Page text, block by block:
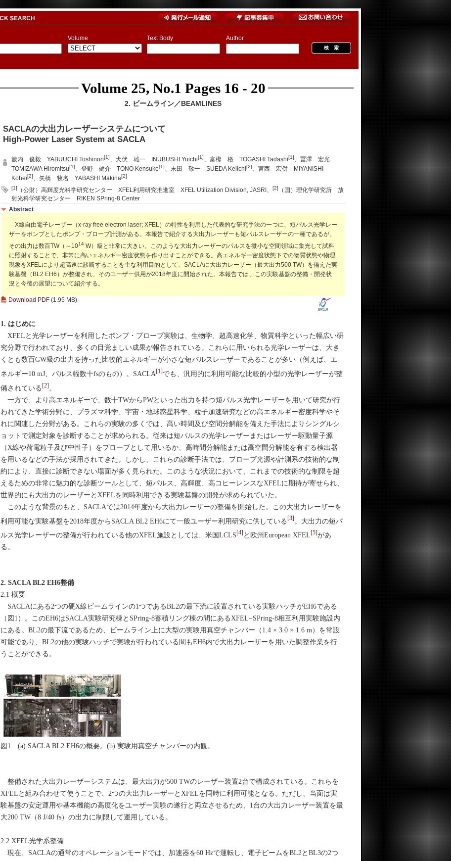
Volume Text Body Author
Volume 25, No.1 Pages 16 - 20
2. ビームライン／BEAMLINES
SACLAの大出力レーザーシステムについて
High-Power Laser System at SACLA
籔内 俊毅 YABUUCHI Toshinori[1]、犬伏 雄一 INUBUSHI Yuichi[1]、富樫 格 TOGASHI Tadashi[1]、冨澤 宏光
TOMIZAWA Hiromitsu[1]、登野 健介 TONO Kensuke[1]、末田 敬一 SUEDA Keiichi[2]、宮西 宏併 MIYANISHI
Kohei[2]、矢橋 牧名 YABASHI Makina[2]
[1] （公財）高輝度光科学研究センター XFEL利用研究推進室 XFEL Utilization Division, JASRI、 [2]
（国）理化学研究所 放
射光科学研究センター RIKEN SPring-8 Center
Abstract
X線自由電子レーザー（x-ray free electron laser; XFEL）の特性を利用した代表的な研究手法の一つに、短パルス光学レー
ザーをポンプとしたポンプ・プローブ計測がある。本報告で紹介する大出力レーザーも短パルスレーザーの一種であるが、
その出力は数百TW（～1014 W）級と非常に大きい。このような大出力レーザーのパルスを微小な空間領域に集光して試料
に照射することで、非常に高いエネルギー密度状態を作り出すことができる。高エネルギー密度状態下での物質状態や物理
現象をXFELにより超高速に診断することを主な利用目的として、SACLAに大出力レーザー（最大出力500 TW）を備えた実
験基盤（BL2 EH6）が整備され、そのユーザー供用が2018年度に開始された。本報告では、この実験基盤の整備・開発状
況と今後の展望について紹介する。
Download PDF (1.95 MB)
1. はじめに
XFELと光学レーザーを利用したポンプ・プローブ実験は、生物学、超高速化学、物質科学といった幅広い研
究分野で行われており、多くの目覚ましい成果が報告されている。これらに用いられる光学レーザーは、大き
くとも数百GW級の出力を持った比較的エネルギーが小さな短パルスレーザーであることが多い（例えば、エ
ネルギー10 mJ、パルス幅数十fsのもの）。SACLA[1]でも、汎用的に利用可能な比較的小型の光学レーザーが整
備されている[2]。
一方で、より高エネルギーで、数十TWからPWといった出力を持つ短パルス光学レーザーを用いて研究が行
われてきた学術分野に、プラズマ科学、宇宙・地球惑星科学、粒子加速研究などの高エネルギー密度科学やそ
れに関連した分野がある。これらの実験の多くでは、高い時間及び空間分解能を備えた手法によりシングルシ
ョットで測定対象を診断することが求められる。従来は短パルスの光学レーザーまたはレーザー駆動量子源
（X線や荷電粒子及び中性子）をプローブとして用いるか、高時間分解能または高空間分解能を有する検出器
を用いるなどの手法が採用されてきた。しかし、これらの診断手法では、プローブ光源や計測系の技術的な制
約により、直接に診断できない場面が多く見られた。このような状況において、これまでの技術的な制限を超
えるための非常に魅力的な診断ツールとして、短パルス、高輝度、高コヒーレンスなXFELに期待が寄せられ、
世界的にも大出力のレーザーとXFELを同時利用できる実験基盤の開発が求められていた。
このような背景のもと、SACLAでは2014年度から大出力レーザーの整備を開始した。この大出力レーザーを
利用可能な実験基盤を2018年度からSACLA BL2 EH6にて一般ユーザー利用研究に供している [3] 。大出力の短パ
ルス光学レーザーの整備が行われている他のXFEL施設としては、米国LCLS[4] と欧州European XFEL[5]があ
る。
2. SACLA BL2 EH6整備
2.1 概要
SACLAにある2つの硬X線ビームラインの1つであるBL2の最下流に設置されている実験ハッチがEH6である
（図1）。このEH6はSACLA実験研究棟とSPring-8蓄積リング棟の間にあるXFEL−SPring-8相互利用実験施設内
にある。BL2の最下流であるため、ビームライン上に大型の実験用真空チャンバー（1.4 × 3.0 × 1.6 m）を常設
可能であり、BL2の他の実験ハッチで実験が行われている間もEH6内で大出力レーザーを用いた調整作業を行
うことができる。
図1 (a) SACLA BL2 EH6の概要。(b) 実験用真空チャンバーの内観。
整備された大出力レーザーシステムは、最大出力が500 TWのレーザー装置2台で構成されている。これらを
XFELと組み合わせて使うことで、2つの大出力レーザーとXFELを同時に利用可能となる。ただし、当面は実
験基盤の安定運用や基本機能の高度化をユーザー実験の遂行と両立させるため、1台の大出力レーザー装置を最
大200 TW（8 J/40 fs）の出力に制限して運用している。
2.2 XFEL光学系整備
現在、SACLAの通常のオペレーションモードでは、加速器を60 Hzで運転し、電子ビームをBL2とBL3の2つ